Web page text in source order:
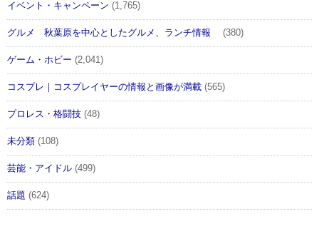
イベント・キャンペーン (1,765)
グルメ 秋葉原を中心としたグルメ、ランチ情報 (380)
ゲーム・ホビー (2,041)
コスプレ｜コスプレイヤーの情報と画像が満載 (565)
プロレス・格闘技 (48)
未分類 (108)
芸能・アイドル (499)
話題 (624)